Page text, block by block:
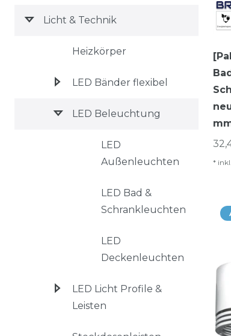
Licht & Technik
Heizkörper
LED Bänder flexibel
LED Beleuchtung
LED
Außenleuchten
LED Bad &
Schrankleuchten
LED
Deckenleuchten
LED Licht Profile &
Leisten
*